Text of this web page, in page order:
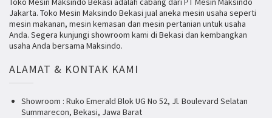
Jakarta. Toko Mesin Maksindo Bekasi jual aneka mesin usaha seperti
mesin makanan, mesin kemasan dan mesin pertanian untuk usaha
Anda. Segera kunjungi showroom kami di Bekasi dan kembangkan
usaha Anda bersama Maksindo.
ALAMAT & KONTAK KAMI
Showroom : Ruko Emerald Blok UG No 52, Jl. Boulevard Selatan
Summarecon, Bekasi, Jawa Barat